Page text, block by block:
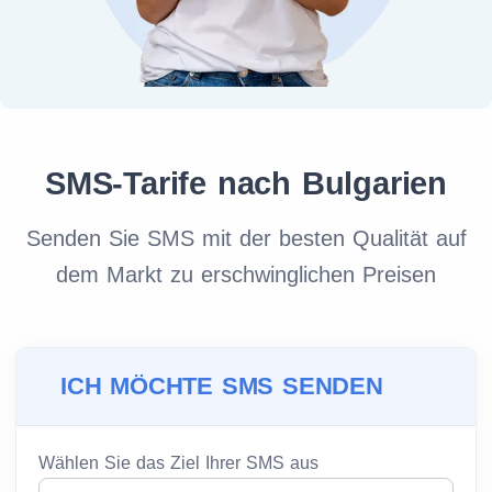
SMS-Tarife nach Bulgarien
Senden Sie SMS mit der besten Qualität auf
dem Markt zu erschwinglichen Preisen
ICH MÖCHTE SMS SENDEN
Wählen Sie das Ziel Ihrer SMS aus